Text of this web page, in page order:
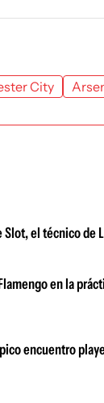
City
Slot, el técnico
en la
encuentro